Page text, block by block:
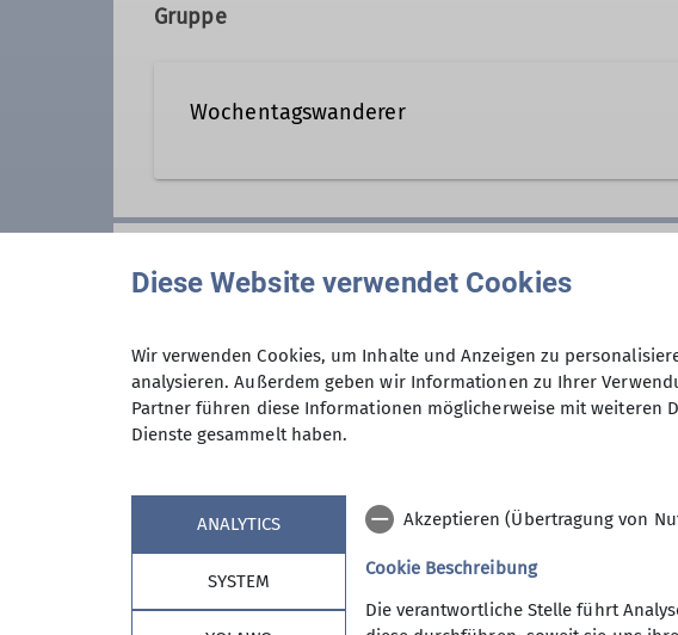
Wanderleiter*in
Gruppe
Wochentagswanderer
aber auch an anderen Wochentagen in freier
Wer kann sich das wochentags leisten?
Nun, alle die aus dem Berufsleben
Neben anspruchvollen Bergtouren (bis ca.
bis 20 km) auf unserem Programm. Dazu
Wanderwoche in den Bergen sowie im Winter
An den Tourentagen werden die
Bisher ist uns das immer gut gelungen !
Wer uns, eine wirklich sympathische und
zu unserem Freitagstreffen in den Gasthof
dann vielleicht die nächste Wanderung mit.
Informationen gibts beim Vereinsbeirat für die
Anmeldung
Anmeldung bis
Maximale Teilnehmeranzahl
Diese Website verwendet Cookies
Wir verwenden Cookies, um Inhalte und Anzeigen zu
analysieren. Außerdem geben wir Informationen zu Ihrer
Partner führen diese Informationen möglicherweise mit weiteren
Dienste gesammelt haben.
ANALYTICS
SYSTEM
Akzeptieren (Übertragung von
Cookie Beschreibung
Die verantwortliche Stelle führt